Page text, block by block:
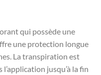
qui possède une
une protection longue
La transpiration est
jusqu’à la fin